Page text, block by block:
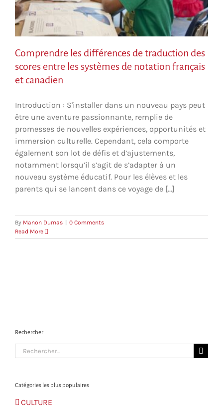
Comprendre les différences de traduction des
scores entre les systèmes de notation français
et canadien
Introduction : S'installer dans un nouveau pays peut
être une aventure passionnante, remplie de
promesses de nouvelles expériences, opportunités et
immersion culturelle. Cependant, cela comporte
également son lot de défis et d’ajustements,
notamment lorsqu’il s’agit de s’adapter à un
nouveau système éducatif. Pour les élèves et les
parents qui se lancent dans ce voyage de [...]
By Manon Dumas
0 Comments
Read More
Rechercher
Search
for:
Catégories les plus populaires
CULTURE